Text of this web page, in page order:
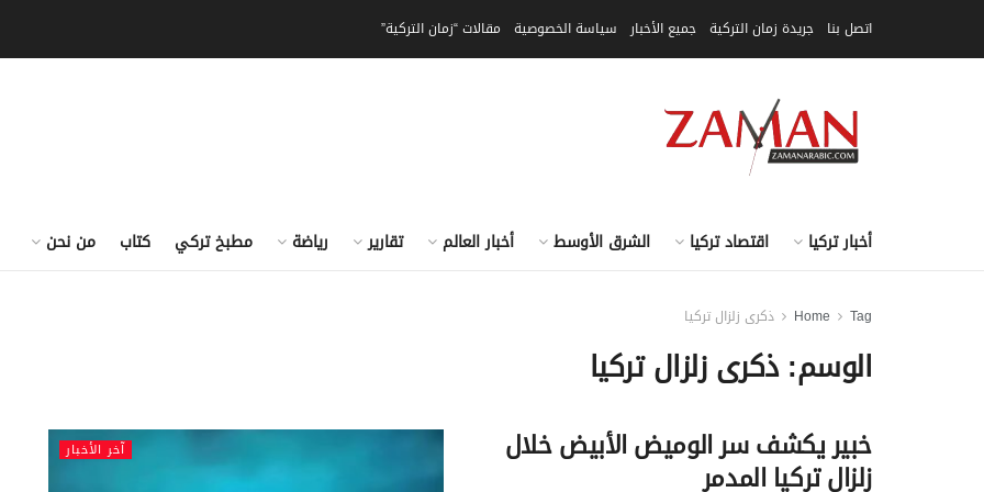
اتصل بنا جريدة زمان التركية جميع الأخبار سياسة الخصوصية مقالات “زمان التركية”
أخبار تركيا اقتصاد تركيا الشرق الأوسط أخبار العالم تقارير رياضة مطبخ تركي كتاب من نحن
Home Tag ذكرى زلزال تركيا
الوسم:ذكرى زلزال تركيا
آخر الأخبار خبير يكشف سر الوميض الأبيض خلال
زلزال تركيا المدمر